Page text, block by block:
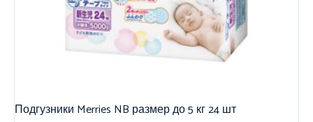
Подгузники Merries NB размер до 5 кг 24 шт